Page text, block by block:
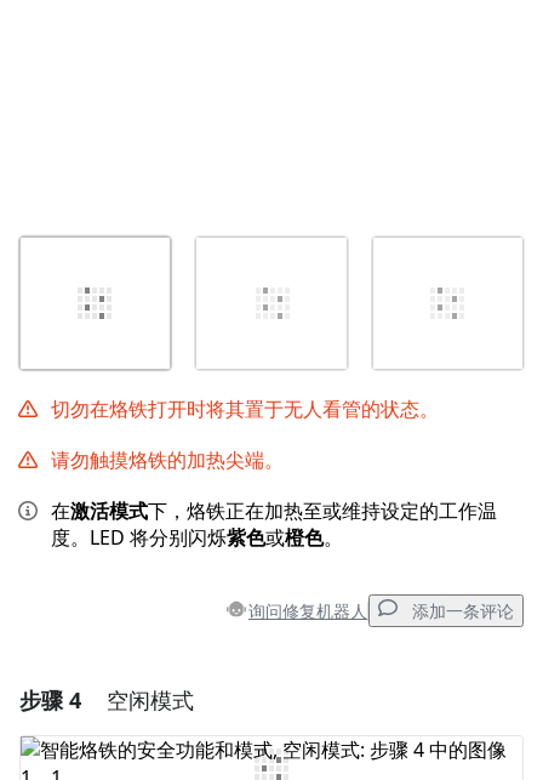
切勿在烙铁打开时将其置于无人看管的状态。
请勿触摸烙铁的加热尖端。
在激活模式下，烙铁正在加热至或维持设定的工作温
度。LED 将分别闪烁紫色或橙色。
询问修复机器人 添加一条评论
添加评论
步骤 4 空闲模式